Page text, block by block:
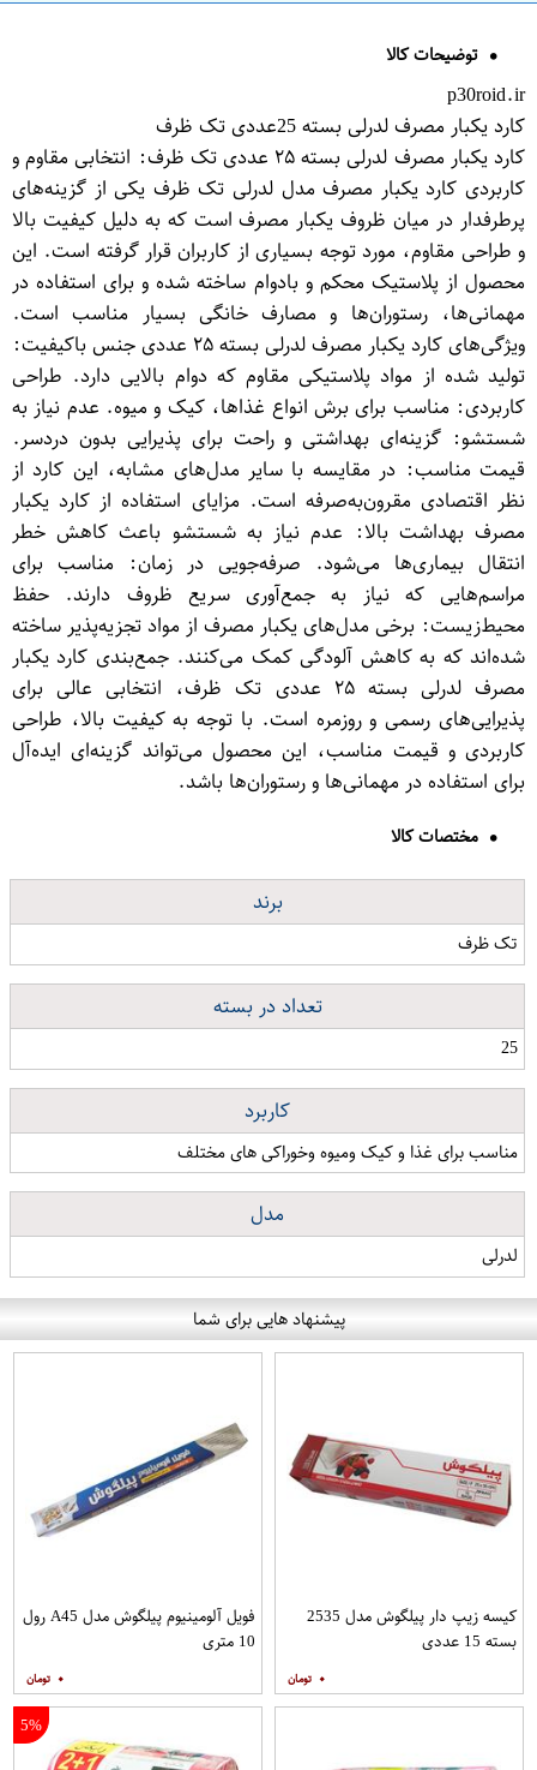
توضیحات کالا
p30roid.ir
کارد یکبار مصرف لدرلی بسته 25عددی تک ظرف
کارد یکبار مصرف لدرلی بسته ۲۵ عددی تک ظرف: انتخابی مقاوم و
کاربردی کارد یکبار مصرف مدل لدرلی تک ظرف یکی از گزینه‌های
پرطرفدار در میان ظروف یکبار مصرف است که به دلیل کیفیت بالا
و طراحی مقاوم، مورد توجه بسیاری از کاربران قرار گرفته است. این
محصول از پلاستیک محکم و بادوام ساخته شده و برای استفاده در
مهمانی‌ها، رستوران‌ها و مصارف خانگی بسیار مناسب است.
ویژگی‌های کارد یکبار مصرف لدرلی بسته ۲۵ عددی جنس باکیفیت:
تولید شده از مواد پلاستیکی مقاوم که دوام بالایی دارد. طراحی
کاربردی: مناسب برای برش انواع غذاها، کیک و میوه. عدم نیاز به
شستشو: گزینه‌ای بهداشتی و راحت برای پذیرایی بدون دردسر.
قیمت مناسب: در مقایسه با سایر مدل‌های مشابه، این کارد از
نظر اقتصادی مقرون‌به‌صرفه است. مزایای استفاده از کارد یکبار
مصرف بهداشت بالا: عدم نیاز به شستشو باعث کاهش خطر
انتقال بیماری‌ها می‌شود. صرفه‌جویی در زمان: مناسب برای
مراسم‌هایی که نیاز به جمع‌آوری سریع ظروف دارند. حفظ
محیط‌زیست: برخی مدل‌های یکبار مصرف از مواد تجزیه‌پذیر ساخته
شده‌اند که به کاهش آلودگی کمک می‌کنند. جمع‌بندی کارد یکبار
مصرف لدرلی بسته ۲۵ عددی تک ظرف، انتخابی عالی برای
پذیرایی‌های رسمی و روزمره است. با توجه به کیفیت بالا، طراحی
کاربردی و قیمت مناسب، این محصول می‌تواند گزینه‌ای ایده‌آل
برای استفاده در مهمانی‌ها و رستوران‌ها باشد.
مختصات کالا
برند
تک ظرف
تعداد در بسته
25
کاربرد
مناسب برای غذا و کیک ومیوه وخوراکی های مختلف
مدل
لدرلی
پیشنهاد هایی برای شما
کیسه زیپ دار پیلگوش مدل 2535
بسته 15 عددی
۰
فویل آلومینیوم پیلگوش مدل A45 رول
10 متری
۰
5%